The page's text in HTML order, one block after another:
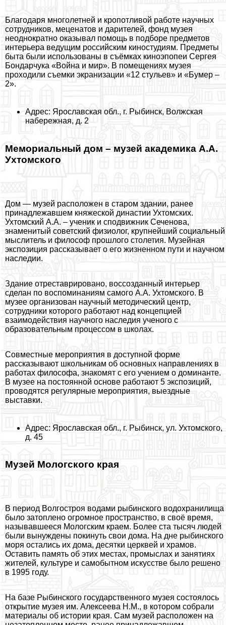
Благодаря многолетней и кропотливой работе научных
сотрудников, меценатов и дарителей, фонд музея
неоднократно оказывал помощь в подборе предметов
интерьера ведущим российским киностудиям. Предметы
быта были использованы в съёмках киноэпопеи Сергея
Бондарчука «Война и мир». В помещениях музея
проходили съемки экранизации «12 стульев» и «Бумер –
2».
Адрес: Ярославская обл., г. Рыбинск, Волжская
набережная, д. 2
Мемориальный дом – музей академика А.А.
Ухтомского
Дом — музей расположен в старом здании, ранее
принадлежавшем княжеской династии Ухтомских.
Ухтомский А.А. – ученик и сподвижник Сеченова,
знаменитый советский физиолог, крупнейший социальный
мыслитель и философ прошлого столетия. Музейная
экспозиция рассказывает о его жизненном пути и научном
наследии.
Здание отреставрировано, воссозданный интерьер
сделан по воспоминаниям самого А.А. Ухтомского. В
музее организован научный методический центр,
сотрудники которого работают над концепцией
взаимодействия научного наследия ученого с
образовательным процессом в школах.
Совместные мероприятия в доступной форме
рассказывают школьникам об основных направлениях в
работах философа, знакомят с его учением о доминанте.
В музее на постоянной основе работают 5 экспозиций,
проводятся регулярные мероприятия, выездные
выставки.
Адрес: Ярославская обл., г. Рыбинск, ул. Ухтомского,
д. 45
Музей Мологского края
В период Волгостроя водами рыбинского водохранилища
было затоплено огромное прострaнcтво, в своё время,
называвшееся Мологским краем. Более ста тысяч людей
были вынуждены покинуть свои дома. На дне рыбинского
моря остались их дома, десятки церквей и храмов.
Оставить память об этих местах, промыслах и занятиях
жителей, культуре и самобытном искусстве было решено
в 1995 году.
На базе Рыбинского государственного музея состоялось
открытие музея им. Алексеева Н.М., в котором собрали
материалы об истории края. Сам музей расположен на